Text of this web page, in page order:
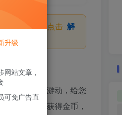
压密码，请点击 解
也在静静的游动，给您
过挂机养鱼获得金币，
升级
网站文章，
可免广告直